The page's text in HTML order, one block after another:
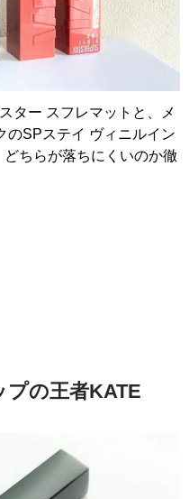
ター スフレマットと、メ
のSPステイ ヴィニルイン
ちらが落ちにくいのか徹
の王者KATE